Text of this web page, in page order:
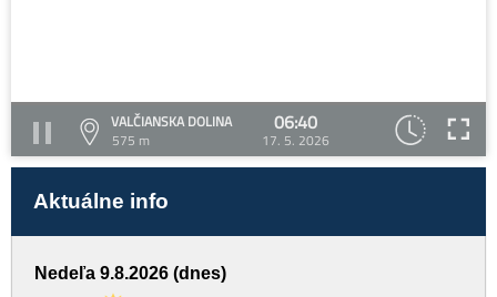
VALČIANSKA DOLINA
575 m
06:40
17. 5. 2026
Aktuálne info
Nedeľa 9.8.2026 (dnes)